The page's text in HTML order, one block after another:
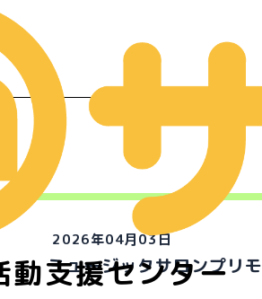
動支援センター
2026年04月03日
ミュージックサロンプリモ